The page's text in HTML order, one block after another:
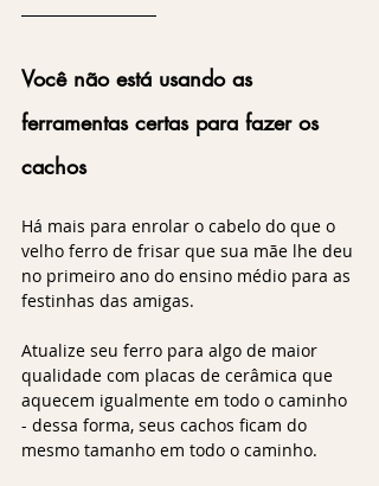
Você não está usando as
ferramentas certas para fazer os
cachos
Há mais para enrolar o cabelo do que o
velho ferro de frisar que sua mãe lhe deu
no primeiro ano do ensino médio para as
festinhas das amigas.
Atualize seu ferro para algo de maior
qualidade com placas de cerâmica que
aquecem igualmente em todo o caminho
- dessa forma, seus cachos ficam do
mesmo tamanho em todo o caminho.